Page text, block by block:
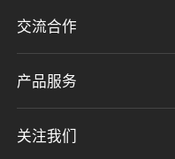
关于我们
加入我们
交流合作
联系我们
意见反馈
产品服务
CHWE全球跨境电商展
关注我们